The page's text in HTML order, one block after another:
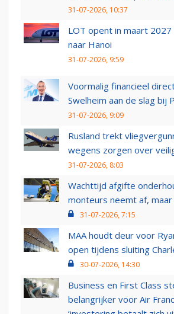
31-07-2026, 10:37
LOT opent in maart
naar Hanoi
31-07-2026, 9:59
Voormalig financieel
Swelheim aan de slag bij
31-07-2026, 9:09
Rusland trekt
wegens zorgen over
31-07-2026, 8:03
Wachttijd afgifte
monteurs neemt af,
31-07-2026, 7:15
MAA houdt deur voor
open tijdens sluiting
30-07-2026, 14:30
Business en First Class
belangrijker voor Air